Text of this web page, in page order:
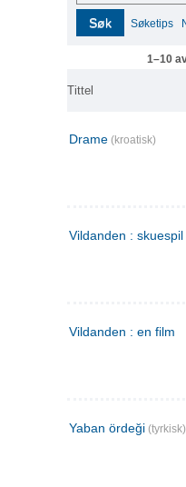
Søk Søketips
1–10
Tittel
Drame (kroatisk)
Vildanden :
Vildanden : en film
Yaban ördeği (tyrkisk)